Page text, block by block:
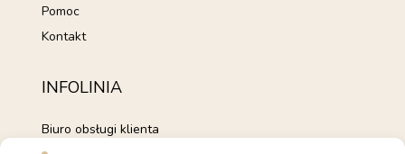
Pomoc
Kontakt
INFOLINIA
Biuro obsługi klienta